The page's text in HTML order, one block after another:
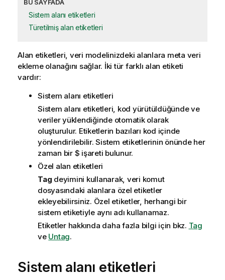
BU SAYFADA
Sistem alanı etiketleri
Türetilmiş alan etiketleri
Alan etiketleri, veri modelinizdeki alanlara meta veri
ekleme olanağını sağlar. İki tür farklı alan etiketi
vardır:
Sistem alanı etiketleri
Sistem alanı etiketleri, kod yürütüldüğünde ve
veriler yüklendiğinde otomatik olarak
oluşturulur. Etiketlerin bazıları kod içinde
yönlendirilebilir. Sistem etiketlerinin önünde her
zaman bir $ işareti bulunur.
Özel alan etiketleri
Tag deyimini kullanarak, veri komut
dosyasındaki alanlara özel etiketler
ekleyebilirsiniz. Özel etiketler, herhangi bir
sistem etiketiyle aynı adı kullanamaz.
Etiketler hakkında daha fazla bilgi için bkz. Tag
ve Untag.
Sistem alanı etiketleri